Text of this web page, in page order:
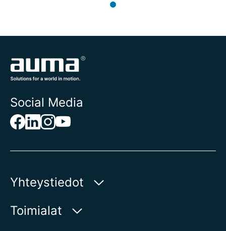
Social Media
Yhteystiedot
AUMA Riester
Toimialat